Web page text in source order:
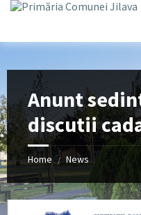
Anunt
discutii
Home / News